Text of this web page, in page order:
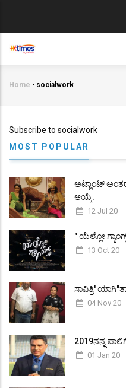
main
content
Home - socialwork
Subscribe to socialwork
MOST POPULAR
ಅಟ್ಲಾಂಟ್
ಆಯ್ಕೆ.
12 Jul 20
" ಯೆಲ್ಲೋ
13 Oct 20
ಸಾವಿತ್ರಿ'
04 Nov 20
2019ನನ್ನ
01 Jan 20